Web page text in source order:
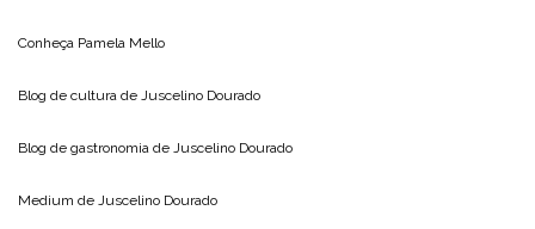
Conheça Pamela Mello
Blog de cultura de Juscelino Dourado
Blog de gastronomia de Juscelino Dourado
Medium de Juscelino Dourado